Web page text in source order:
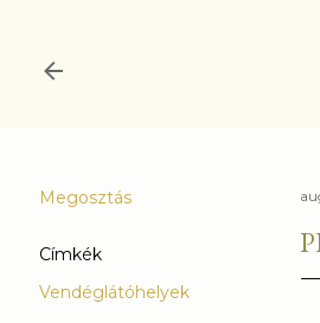
Megosztás
Címkék
Vendéglátóhelyek